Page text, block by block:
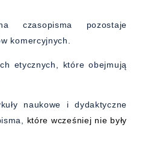
czasopisma pozostaje
komercyjnych.
etycznych, które obejmują
naukowe i dydaktyczne
które wcześniej nie były